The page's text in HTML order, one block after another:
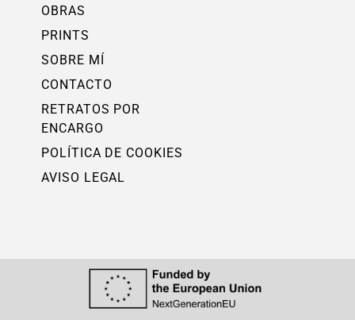
OBRAS
PRINTS
SOBRE MÍ
CONTACTO
RETRATOS POR
ENCARGO
POLÍTICA DE COOKIES
AVISO LEGAL